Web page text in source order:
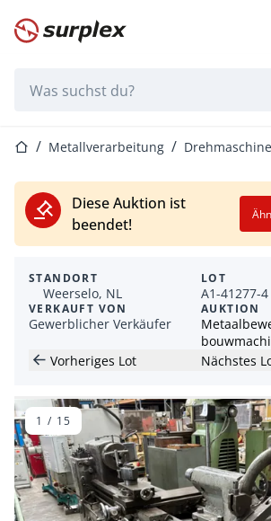
Startseite
StartseiteMetallverarbeitung
Diese Auktion ist
beendet!
STANDORT
Weerselo, NL
VERKAUFT VON
Gewerblicher Verkäufer
LOT
A1-41277-4
AUKTION
Vorheriges Lot Nächstes
1 / 15